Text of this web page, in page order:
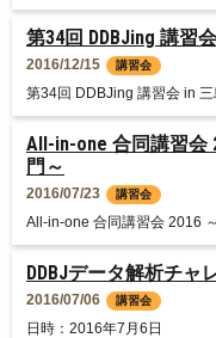
DDBJデータ解析チャ
2016/07/06 講習会
日時：2016年7月6日
All-in-one 合同講習会
門～
2016/07/23 講習会
All-in-one 合同講習会 2016
第34回 DDBJing 講習
2016/12/15 講習会
第34回 DDBJing 講習会 in 三